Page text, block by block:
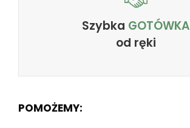
Szybka GOTÓWKA
od ręki
POMOŻEMY: